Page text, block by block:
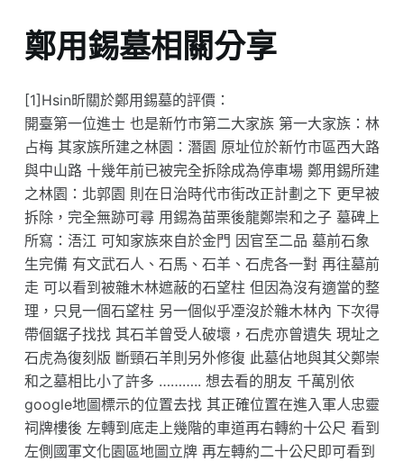
鄭用錫墓相關分享
[1]Hsin昕關於鄭用錫墓的評價：
開臺第一位進士 也是新竹市第二大家族 第一大家族：林
占梅 其家族所建之林園：潛園 原址位於新竹市區西大路
與中山路 十幾年前已被完全拆除成為停車場 鄭用錫所建
之林園：北郭園 則在日治時代市街改正計劃之下 更早被
拆除，完全無跡可尋 用錫為苗栗後龍鄭崇和之子 墓碑上
所寫：浯江 可知家族來自於金門 因官至二品 墓前石象
生完備 有文武石人、石馬、石羊、石虎各一對 再往墓前
走 可以看到被雜木林遮蔽的石望柱 但因為沒有適當的整
理，只見一個石望柱 另一個似乎凐沒於雜木林內 下次得
帶個鋸子找找 其石羊曾受人破壞，石虎亦曾遺失 現址之
石虎為復刻版 斷頸石羊則另外修復 此墓佔地與其父鄭崇
和之墓相比小了許多 ……….. 想去看的朋友 千萬別依
google地圖標示的位置去找 其正確位置在進入軍人忠靈
祠牌樓後 左轉到底走上幾階的車道再右轉約十公尺 看到
左側國軍文化園區地圖立牌 再左轉約二十公尺即可看到